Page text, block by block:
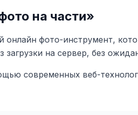
на части»
онлайн фото-инструмент,
на сервер, без
современных веб-